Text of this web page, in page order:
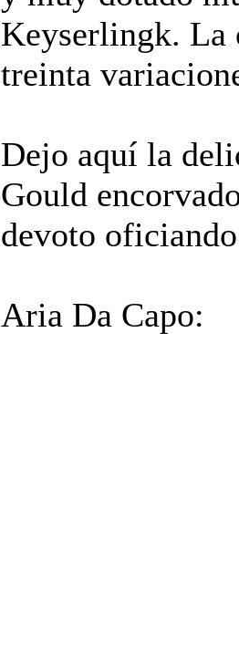
Keyserlingk. La
treinta
Dejo aquí la
Gould
devoto
Aria Da Capo: